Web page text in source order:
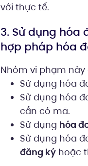
với thực tế.
3. Sử dụng
hợp pháp hóa
Nhóm vi phạm
Sử dụng hóa
Sử dụng hóa
cần có mã.
Sử dụng hóa
Sử dụng hóa
đăng kýhoặc